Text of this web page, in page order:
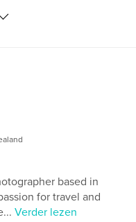
&
based in
for travel and
Verder lezen